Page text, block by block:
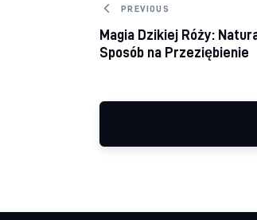
Nawigacja
PREVIOUS
Magia Dzikiej Róży:
Sposób na Przeziębienie